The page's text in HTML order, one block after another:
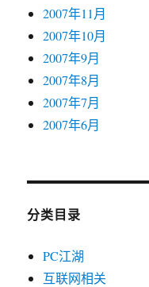
2007年11月
2007年10月
2007年9月
2007年8月
2007年7月
2007年6月
分类目录
PC江湖
互联网相关